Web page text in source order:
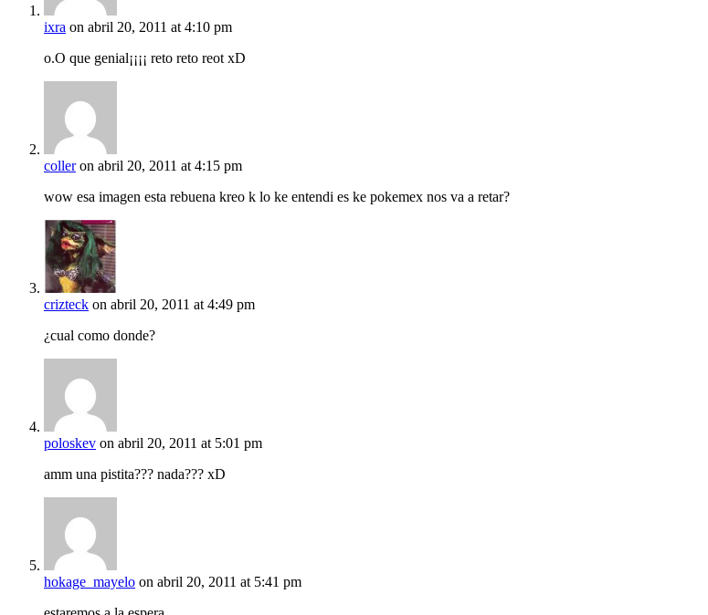
ixra on abril 20, 2011 at 4:10 pm
o.O que genial¡¡¡¡ reto reto reot xD
coller on abril 20, 2011 at 4:15 pm
wow esa imagen esta rebuena kreo k lo ke entendi es ke pokemex nos va a retar?
crizteck on abril 20, 2011 at 4:49 pm
¿cual como donde?
poloskev on abril 20, 2011 at 5:01 pm
amm una pistita??? nada??? xD
hokage_mayelo on abril 20, 2011 at 5:41 pm